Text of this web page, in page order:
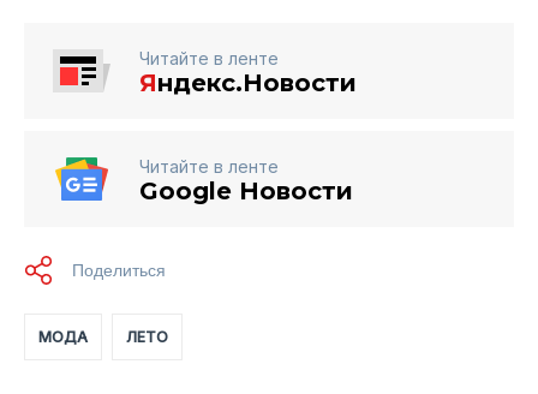
Читайте в ленте
Яндекс.Новости
Читайте в ленте
Google Новости
МОДА ЛЕТО